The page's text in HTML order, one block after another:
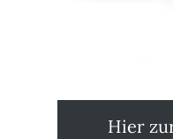
Hier